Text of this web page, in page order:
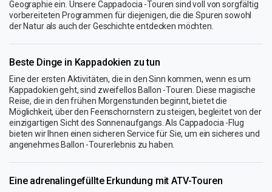
Geographie ein. Unsere Cappadocia -Touren sind voll von sorgfältig
vorbereiteten Programmen für diejenigen, die die Spuren sowohl
der Natur als auch der Geschichte entdecken möchten.
Beste Dinge in Kappadokien zu tun
Eine der ersten Aktivitäten, die in den Sinn kommen, wenn es um
Kappadokien geht, sind zweifellos Ballon -Touren. Diese magische
Reise, die in den frühen Morgenstunden beginnt, bietet die
Möglichkeit, über den Feenschornstern zu steigen, begleitet von der
einzigartigen Sicht des Sonnenaufgangs. Als Cappadocia -Flug
bieten wir Ihnen einen sicheren Service für Sie, um ein sicheres und
angenehmes Ballon -Tourerlebnis zu haben.
Eine adrenalingefüllte Erkundung mit ATV-Touren